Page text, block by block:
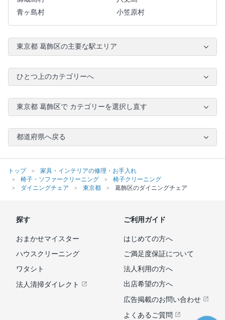
青ヶ島村
小笠原村
東京都 葛飾区の主要な駅エリア
ひとつ上のカテゴリーへ
東京都 葛飾区で カテゴリーを選択し直す
都道府県へ戻る
トップ
家具・インテリアの修理・お手入れ
椅子・ソファークリーニング
椅子クリーニング
ダイニングチェア
東京都 葛飾区のダイニングチェア
探す
おまかせマイスター
ハウスクリーニング
ワタシト
法人清掃ダイレクト
ご利用ガイド
はじめての方へ
ご満足度保証について
法人利用の方へ
出店希望の方へ
広告掲載のお問い合わせ
よくあるご質問